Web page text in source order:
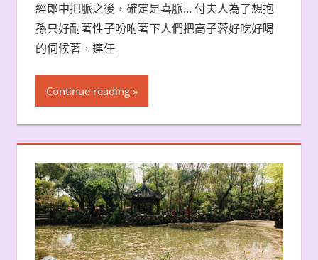
經郎中把脈之後，確定是喜脈… 付夫人為了想抱
孫只好耐著性子吩咐著下人們把高子蓉好吃好喝
的伺候著，連任
Continue reading